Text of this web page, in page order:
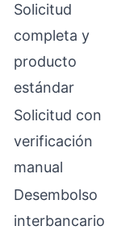
Solicitud
completa y
producto
estándar
Solicitud con
verificación
manual
Desembolso
interbancario